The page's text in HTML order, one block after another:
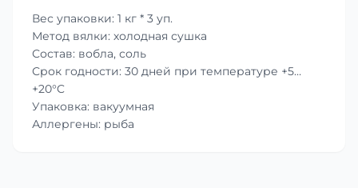
Вес упаковки: 1 кг * 3 уп.
Метод вялки: холодная сушка
Состав: вобла, соль
Срок годности: 30 дней при температуре +5…
+20°C
Упаковка: вакуумная
Аллергены: рыба